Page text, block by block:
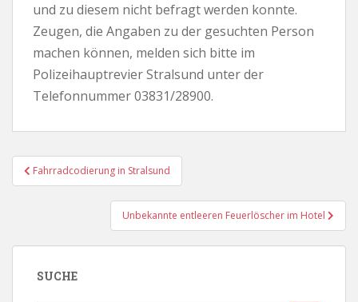
und zu diesem nicht befragt werden konnte.
Zeugen, die Angaben zu der gesuchten Person
machen können, melden sich bitte im
Polizeihauptrevier Stralsund unter der
Telefonnummer 03831/28900.
Beitragsnavigation
Fahrradcodierung in Stralsund
Unbekannte entleeren Feuerlöscher im Hotel
SUCHE